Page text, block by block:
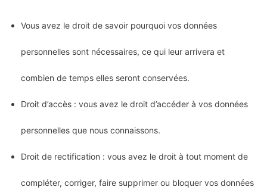
Vous avez le droit de savoir pourquoi vos données
personnelles sont nécessaires, ce qui leur arrivera et
combien de temps elles seront conservées.
Droit d’accès : vous avez le droit d’accéder à vos données
personnelles que nous connaissons.
Droit de rectification : vous avez le droit à tout moment de
compléter, corriger, faire supprimer ou bloquer vos données